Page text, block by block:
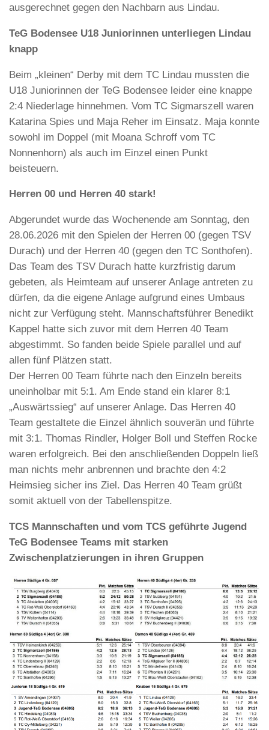
ausgerechnet gegen den Nachbarn aus Lindau.
TeG Bodensee U18 Juniorinnen unterliegen Lindau
knapp
Beim „kleinen“ Derby mit dem TC Lindau mussten die
U18 Juniorinnen der TeG Bodensee leider eine knappe
2:4 Niederlage hinnehmen. Vom TC Sigmarszell waren
Katarina Spies und Maja Reher im Einsatz. Maja konnte
sowohl im Doppel (mit Moana Schroff vom TC
Nonnenhorn) als auch im Einzel einen Punkt
beisteuern.
Herren 00 und Herren 40 stark!
Abgerundet wurde das Wochenende am Sonntag, den
28.06.2026 mit den Spielen der Herren 00 (gegen TSV
Durach) und der Herren 40 (gegen den TC Sonthofen).
Das Team des TSV Durach hatte kurzfristig darum
gebeten, als Heimteam auf unserer Anlage antreten zu
dürfen, da die eigene Anlage aufgrund eines Umbaus
nicht zur Verfügung steht. Mannschaftsführer Benedikt
Kappel hatte sich zuvor mit dem Herren 40 Team
abgestimmt. So fanden beide Spiele parallel und auf
allen fünf Plätzen statt.
Der Herren 00 Team führte nach den Einzeln bereits
uneinholbar mit 5:1. Am Ende stand ein klarer 8:1
„Auswärtssieg“ auf unserer Anlage. Das Herren 40
Team gestaltete die Einzel ähnlich souverän und führte
mit 3:1. Thomas Rindler, Holger Boll und Steffen Rocke
waren erfolgreich. Bei den anschließenden Doppeln ließ
man nichts mehr anbrennen und brachte den 4:2
Heimsieg sicher ins Ziel. Das Herren 40 Team grüßt
somit aktuell von der Tabellenspitze.
TCS Mannschaften und vom TCS geführte Jugend
TeG Bodensee Teams mit starken
Zwischenplatzierungen in ihren Gruppen